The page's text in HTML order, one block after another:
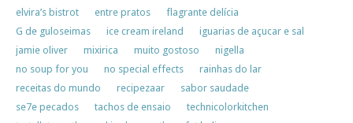
elvira’s bistrot
entre pratos
flagrante delícia
G de guloseimas
ice cream ireland
iguarias de açucar e sal
jamie oliver
mixirica muito gostoso
nigella
no soup for you
no special effects
rainhas do lar
receitas do mundo
recipezaar
sabor saudade
se7e pecados
tachos de ensaio
technicolorkitchen